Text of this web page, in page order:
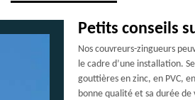
Petits conseils
Nos couvreurs-zingueurs
le cadre d’une installation.
gouttières en zinc, en PVC,
bonne qualité et sa durée